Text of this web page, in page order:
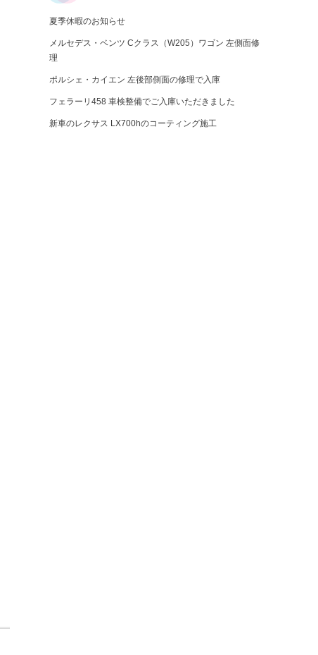
夏季休暇のお知らせ
メルセデス・ベンツ Cクラス（W205）ワゴン 左側面修
理
ポルシェ・カイエン 左後部側面の修理で入庫
フェラーリ458 車検整備でご入庫いただきました
新車のレクサス LX700hのコーティング施工